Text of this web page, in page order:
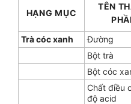
HẠNG MỤC
TÊN
Trà cóc xanh
Đường
Bột trà
Bột cóc
Chất điều
độ acid